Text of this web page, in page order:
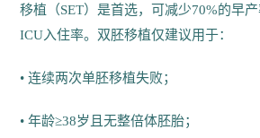
移植（SET）是首选，可减少70%的早
ICU入住率。双胚移植仅建议用于：
• 连续两次单胚移植失败；
• 年龄≥38岁且无整倍体胚胎；